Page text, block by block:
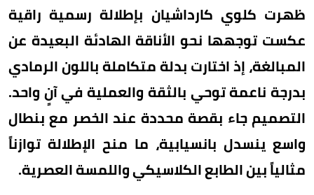
ظهرت كلوي كارداشيان بإطلالة رسمية راقية
عكست توجهها نحو الأناقة الهادئة البعيدة عن
المبالغة، إذ اختارت بدلة متكاملة باللون الرمادي
بدرجة ناعمة توحي بالثقة والعملية في آنٍ واحد.
التصميم جاء بقصة محددة عند الخصر مع بنطال
واسع ينسدل بانسيابية، ما منح الإطلالة توازناً
مثالياً بين الطابع الكلاسيكي واللمسة العصرية.